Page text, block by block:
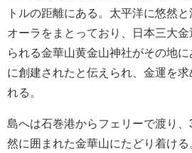
トルの距離にある。太平洋に悠然
オーラをまとっており、日本三大
られる金華山黄金山神社がその地
に創建されたと伝えられ、金運を
れる。
島へは石巻港からフェリーで渡り
然に囲まれた金華山にたどり着け